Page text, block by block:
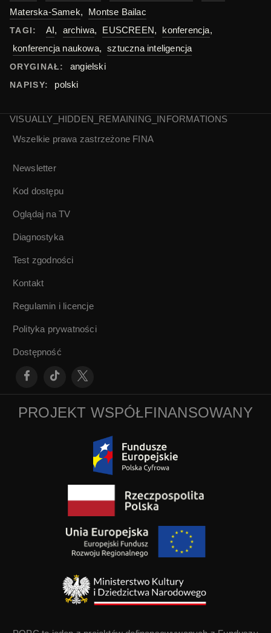
Materska-Samek, Montse Bailac
TAGI: AI, archiwa, EUSCREEN, konferencja,
konferencja naukowa, sztuczna inteligencja
ORYGINAŁ: angielski
NAPISY: polski
VISUALLY_HIDDEN_REMAINING_INFORMATIONS
Wszelkie prawa zastrzeżone FINA
Newsletter
Kod dostępu
Oglądaj na TV
Diagnostyka
Test zgodności
Kontakt
Regulamin i licencje
Polityka prywatności
Dostępność
PROJEKT WSPÓŁFINANSOWANY